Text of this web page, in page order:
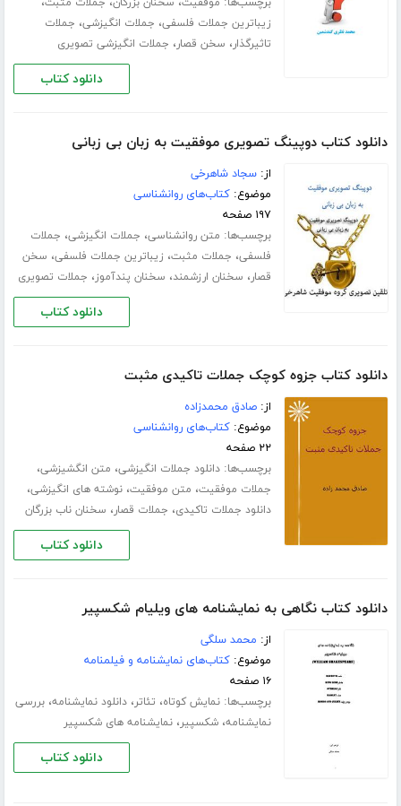
موفقیت سخنان بزرگان جملات مثبت
زیباترین جملات فلسفی، جملات انگیزشی، جملات
تاثیرگذار، سخن قصار، جملات انگیزشی تصویری
دانلود کتاب
دانلود کتاب دوپینگ تصویری موفقیت به زبان بی زبانی
از:سجاد شاهرخی
موضوع:کتاب‌های روانشناسی
۱۹۷ صفحه
برچسب‌ها: متن روانشناسی، جملات انگیزشی، جملات
فلسفی، جملات مثبت، زیباترین جملات فلسفی، سخن
قصار، سخنان ارزشمند، سخنان پندآموز، جملات تصویری
دانلود کتاب
دانلود کتاب جزوه کوچک جملات تاکیدی مثبت
از:صادق محمدزاده
موضوع:کتاب‌های روانشناسی
۲۲ صفحه
برچسب‌ها:دانلود جملات انگیزشی، متن انگشیزشی،
جملات موفقیت، متن موفقیت،نوشته های انگیزشی،
دانلود جملات تاکیدی، جملات قصار، سخنان ناب بزرگان
دانلود کتاب
دانلود کتاب نگاهی به نمایشنامه های ویلیام شکسپیر
از: محمد سلگی
موضوع:کتاب‌های نمایشنامه و فیلمنامه
۱۶ صفحه
برچسب‌ها:نمایش کوتاه، تئاتر،دانلود نمایشنامه،بررسی
نمایشنامه،شکسپیر،نمایشنامه های شکسپیر
دانلود کتاب